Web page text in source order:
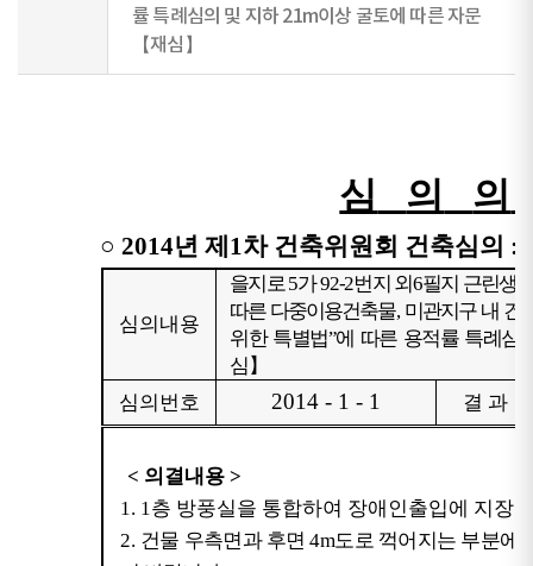
률 특례심의 및 지하 21m이상 굴토에 따른 자문
【재심】